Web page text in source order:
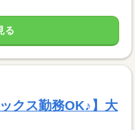
る
クス勤務OK♪】大